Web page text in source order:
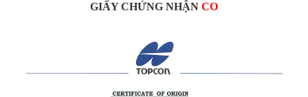
GIẤY CHỨNG NHẬN CO